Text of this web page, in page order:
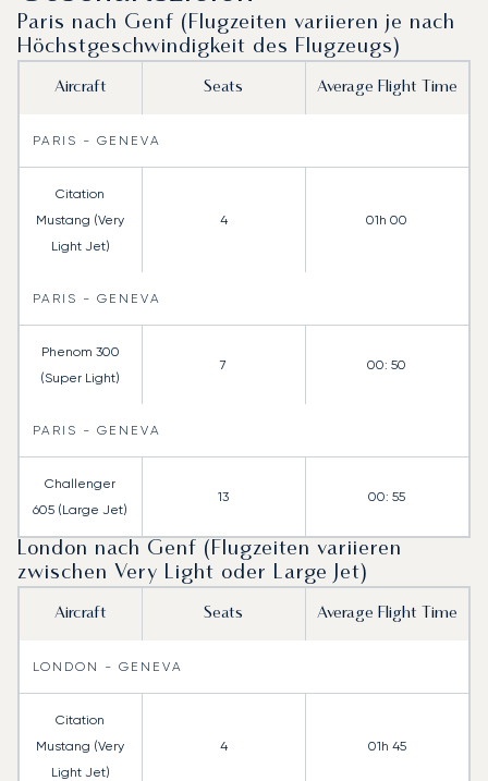
Paris nach Genf (Flugzeiten variieren je nach
Höchstgeschwindigkeit des Flugzeugs)
Aircraft Seats Average Flight Time
PARIS - GENEVA
Citation
Mustang (Very
Light Jet)
4 01h 00
PARIS - GENEVA
Phenom 300
(Super Light)
7 00: 50
PARIS - GENEVA
Challenger
605 (Large Jet)
13 00: 55
London nach Genf (Flugzeiten variieren
zwischen Very Light oder Large Jet)
Aircraft Seats Average Flight Time
LONDON - GENEVA
Citation
Mustang (Very
Light Jet)
4 01h 45